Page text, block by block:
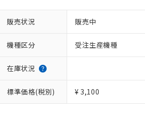
販売状況 販売中
機種区分 受注生産機種
在庫状況
標準価格(税別) ¥ 3,100